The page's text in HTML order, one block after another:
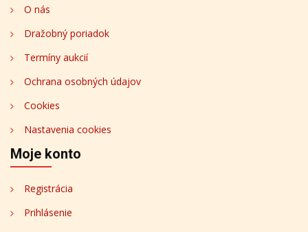
O nás
Dražobný poriadok
Termíny aukcií
Ochrana osobných údajov
Cookies
Nastavenia cookies
Moje konto
Registrácia
Prihlásenie